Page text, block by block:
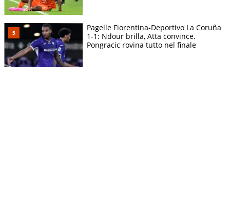
Pagelle Fiorentina-Deportivo La Coruña
1-1: Ndour brilla, Atta convince.
Pongracic rovina tutto nel finale